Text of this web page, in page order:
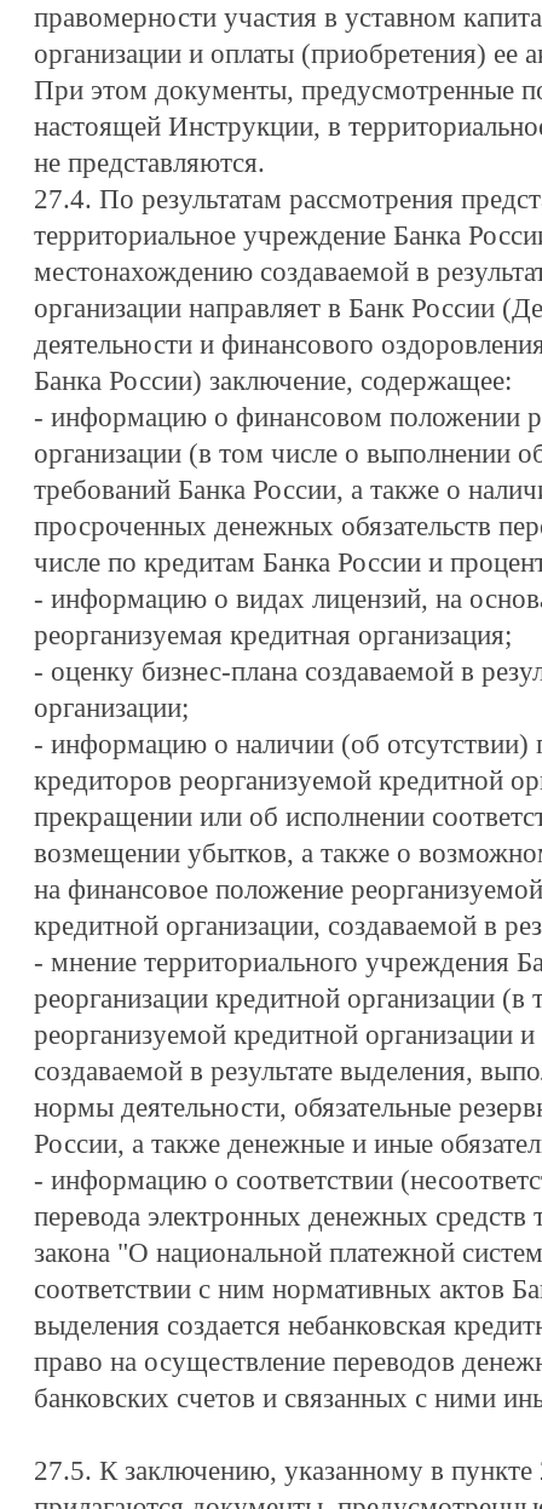
правомерности участия в уставном
организации и оплаты (приобретения) ее
При этом документы, предусмотренные
настоящей Инструкции, в
не представляются.
27.4. По результатам рассмотрения
территориальное учреждение Банка
местонахождению создаваемой в
организации направляет в Банк России
деятельности и финансового
Банка России) заключение, содержащее:
- информацию о финансовом положении
организации (в том числе о выполнении
требований Банка России, а также о
просроченных денежных обязательств
числе по кредитам Банка России и
- информацию о видах лицензий, на
реорганизуемая кредитная организация;
- оценку бизнес-плана создаваемой в
организации;
- информацию о наличии (об отсутствии)
кредиторов реорганизуемой кредитной
прекращении или об исполнении
возмещении убытков, а также о
на финансовое положение
кредитной организации, создаваемой в
- мнение территориального учреждения
реорганизации кредитной организации
реорганизуемой кредитной организации
создаваемой в результате выделения,
нормы деятельности, обязательные
России, а также денежные и иные
- информацию о соответствии
перевода электронных денежных средств
закона "О национальной платежной
соответствии с ним нормативных актов
выделения создается небанковская
право на осуществление переводов
банковских счетов и связанных с ними
27.5. К заключению, указанному в